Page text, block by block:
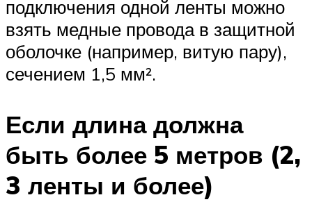
подключения одной ленты можно
взять медные провода в защитной
оболочке (например, витую пару),
сечением 1,5 мм².
Если длина должна
быть более 5 метров (2,
3 ленты и более)